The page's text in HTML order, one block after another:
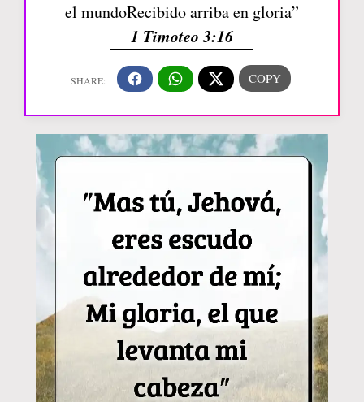
el mundoRecibido arriba en gloria”
1 Timoteo 3:16